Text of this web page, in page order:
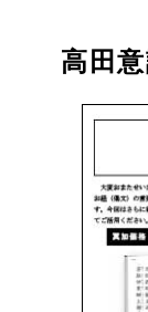
高田